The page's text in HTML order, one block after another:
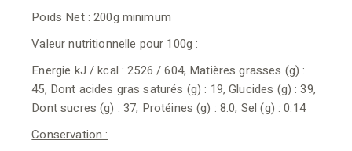
Poids Net : 200g minimum
Valeur nutritionnelle pour 100g :
Energie kJ / kcal : 2526 / 604, Matières grasses (g) :
45, Dont acides gras saturés (g) : 19, Glucides (g) : 39,
Dont sucres (g) : 37, Protéines (g) : 8.0, Sel (g) : 0.14
Conservation :